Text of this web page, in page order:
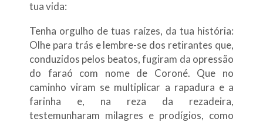
tua vida:
Tenha orgulho de tuas raízes, da tua história:
Olhe para trás e lembre-se dos retirantes que,
conduzidos pelos beatos, fugiram da opressão
do faraó com nome de Coroné. Que no
caminho viram se multiplicar a rapadura e a
farinha e, na reza da rezadeira,
testemunharam milagres e prodígios, como